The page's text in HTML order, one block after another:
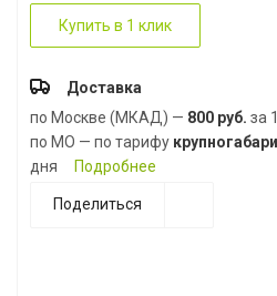
Купить в 1 клик
Доставка
по Москве (МКАД) — 800 руб. за
по МО — по тарифу
дня
Подробнее
Поделиться